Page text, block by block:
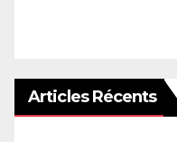
Articles Récents